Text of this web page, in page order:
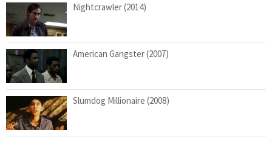
Nightcrawler (2014)
American Gangster (2007)
Slumdog Millionaire (2008)